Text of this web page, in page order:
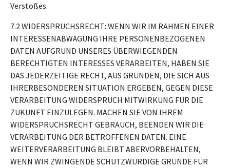
Verstoßes.
7.2 WIDERSPRUCHSRECHT: WENN WIR IM RAHMEN EINER
INTERESSENABWÄGUNG IHRE PERSONENBEZOGENEN
DATEN AUFGRUND UNSERES ÜBERWIEGENDEN
BERECHTIGTEN INTERESSES VERARBEITEN, HABEN SIE
DAS JEDERZEITIGE RECHT, AUS GRÜNDEN, DIE SICH AUS
IHRERBESONDEREN SITUATION ERGEBEN, GEGEN DIESE
VERARBEITUNG WIDERSPRUCH MITWIRKUNG FÜR DIE
ZUKUNFT EINZULEGEN. MACHEN SIE VON IHREM
WIDERSPRUCHSRECHT GEBRAUCH, BEENDEN WIR DIE
VERARBEITUNG DER BETROFFENEN DATEN. EINE
WEITERVERARBEITUNG BLEIBT ABERVORBEHALTEN,
WENN WIR ZWINGENDE SCHUTZWÜRDIGE GRÜNDE FÜR